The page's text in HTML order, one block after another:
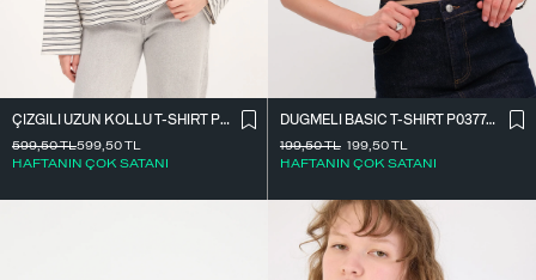
ÇIZGILI UZUN KOLLU T-SHIRT P10522
599,50TL
HAFTANIN ÇOK SATANI
599,50TL
DÜĞMELI BASIC T-SHIRT P0377-K12
199,50TL
HAFTANIN ÇOK SATANI
199,50TL